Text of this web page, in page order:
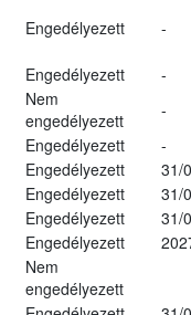
Engedélyezett -
Engedélyezett
-
Nem
engedélyezett
-
Engedélyezett
-
Engedélyezett
31/
Engedélyezett
31/
Engedélyezett
31/
Engedélyezett
Nem
engedélyezett